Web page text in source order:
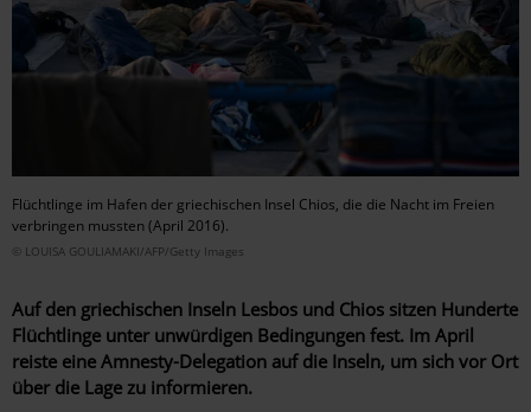
Flüchtlinge im Hafen der griechischen Insel Chios, die die Nacht im Freien
verbringen mussten (April 2016).
© LOUISA GOULIAMAKI/AFP/Getty Images
Auf den griechischen Inseln Lesbos und Chios sitzen Hunderte
Flüchtlinge unter unwürdigen Bedingungen fest. Im April
reiste eine Amnesty-Delegation auf die Inseln, um sich vor Ort
über die Lage zu informieren.